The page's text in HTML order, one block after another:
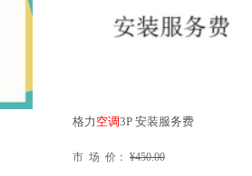
格力 空调3P 安装服务费
市 场 价： ¥450.00